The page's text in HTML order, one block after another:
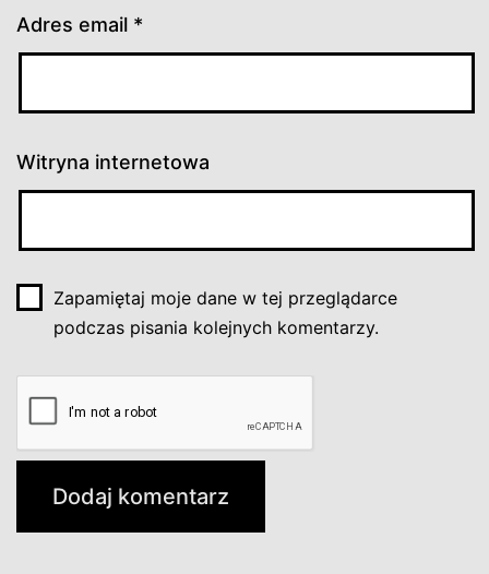
Adres email *
Witryna internetowa
Zapamiętaj moje dane w tej przeglądarce
podczas pisania kolejnych komentarzy.